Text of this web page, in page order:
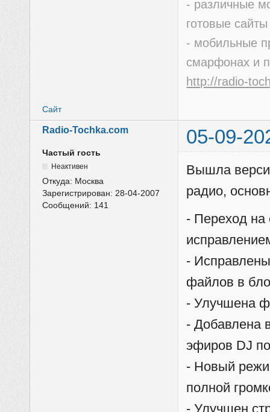
- различные
готовые
- мобильные
смарфонах и
http://radio-
Сайт
Radio-Tochka.com 05-09-
Частый гость
Неактивен
Откуда: Москва
Зарегистрирован:28-04-2007
Сообщений: 141
Вышла
радио,
- Переход на
-
файлов в
- Улучшена
- Добавлена
эфиров DJ
- Новый
полной
- Улучшен